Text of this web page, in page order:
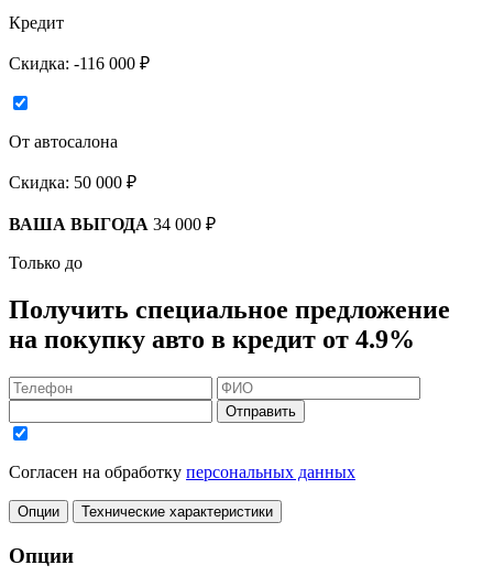
Кредит
Скидка: -116 000 ₽
От автосалона
Скидка: 50 000 ₽
ВАША ВЫГОДА 34 000 ₽
Только до
Получить специальное предложение
на покупку авто в кредит от 4.9%
Отправить
Согласен на обработку персональных данных
Опции Технические характеристики
Опции